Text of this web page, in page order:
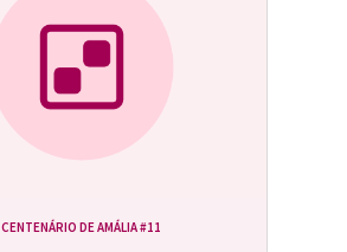
CENTENÁRIO DE AMÁLIA #11